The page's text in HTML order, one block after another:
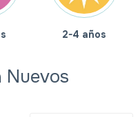
2-4 años
Nuevos